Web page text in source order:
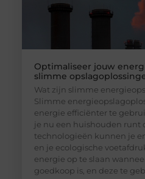
Optimaliseer jouw
slimme
Wat zijn slimme
Slimme
energie efficiënter te
je nu een huishouden runt
technologieën kunnen je
en je ecologische
energie op te slaan
goedkoop is, en deze te